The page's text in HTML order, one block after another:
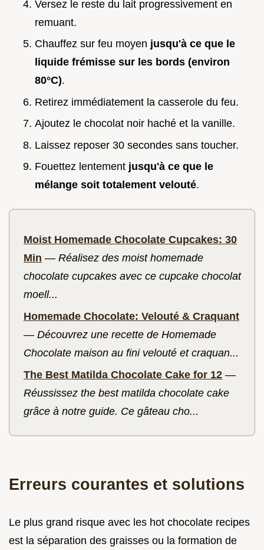
Versez le reste du lait progressivement en
remuant.
Chauffez sur feu moyen jusqu'à ce que le
liquide frémisse sur les bords (environ
80°C).
Retirez immédiatement la casserole du feu.
Ajoutez le chocolat noir haché et la vanille.
Laissez reposer 30 secondes sans toucher.
Fouettez lentement jusqu'à ce que le
mélange soit totalement velouté.
Moist Homemade Chocolate Cupcakes: 30
Min — Réalisez des moist homemade
chocolate cupcakes avec ce cupcake chocolat
moell...
Homemade Chocolate: Velouté & Craquant
— Découvrez une recette de Homemade
Chocolate maison au fini velouté et craquan...
The Best Matilda Chocolate Cake for 12 —
Réussissez the best matilda chocolate cake
grâce à notre guide. Ce gâteau cho...
Erreurs courantes et solutions
Le plus grand risque avec les hot chocolate recipes
est la séparation des graisses ou la formation de